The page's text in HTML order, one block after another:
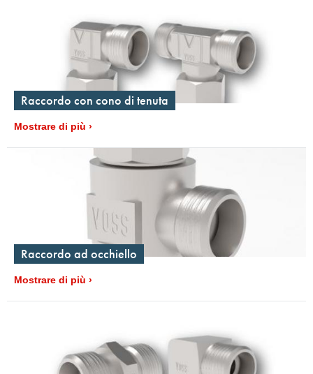
Raccordo con cono di tenuta
Mostrare di più
Raccordo ad occhiello
Mostrare di più